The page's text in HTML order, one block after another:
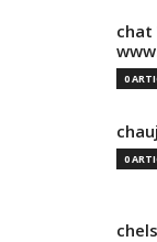
chat
0
0